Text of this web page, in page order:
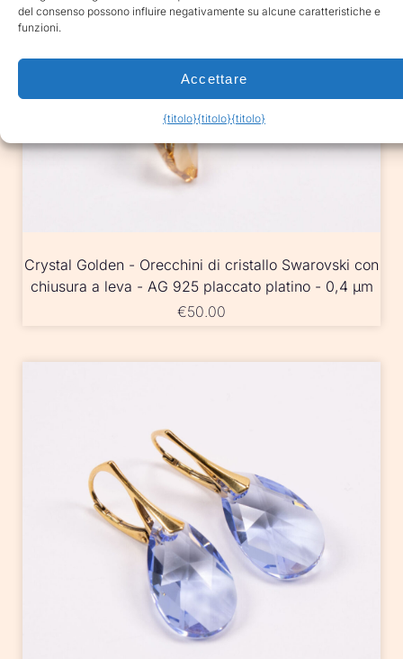
del consenso possono influire negativamente su alcune caratteristiche e
funzioni.
Accettare
{titolo}{titolo}{titolo}
Crystal Golden - Orecchini di cristallo Swarovski con
chiusura a leva - AG 925 placcato platino - 0,4 µm
€50.00